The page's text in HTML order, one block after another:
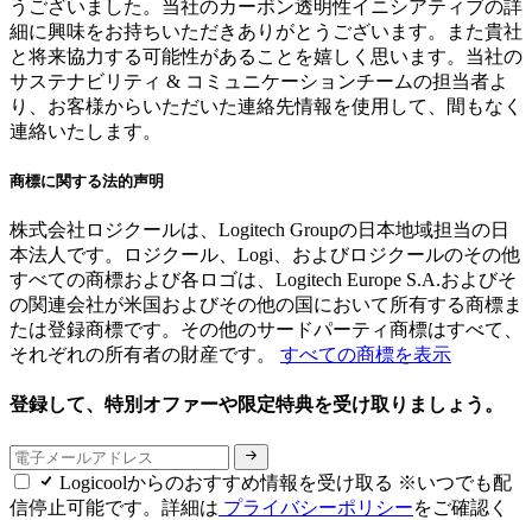
うございました。当社のカーボン透明性イニシアティブの詳
細に興味をお持ちいただきありがとうございます。また貴社
と将来協力する可能性があることを嬉しく思います。当社の
サステナビリティ & コミュニケーションチームの担当者よ
り、お客様からいただいた連絡先情報を使用して、間もなく
連絡いたします。
商標に関する法的声明
株式会社ロジクールは、Logitech Groupの日本地域担当の日
本法人です。ロジクール、Logi、およびロジクールのその他
すべての商標および各ロゴは、Logitech Europe S.A.およびそ
の関連会社が米国およびその他の国において所有する商標ま
たは登録商標です。その他のサードパーティ商標はすべて、
それぞれの所有者の財産です。 すべての商標を表示
登録して、特別オファーや限定特典を受け取りましょう。
Logicoolからのおすすめ情報を受け取る ※いつでも配
信停止可能です。詳細は プライバシーポリシーをご確認く